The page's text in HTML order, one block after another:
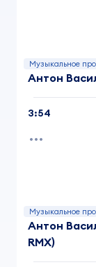
Музыкальное
Антон
3:54
Музыкальное
Антон
RMX)